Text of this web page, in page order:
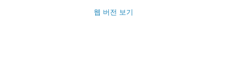
웹 버전 보기